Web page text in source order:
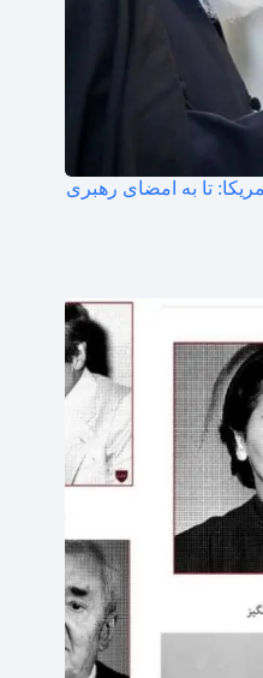
تا به امضای رهبری